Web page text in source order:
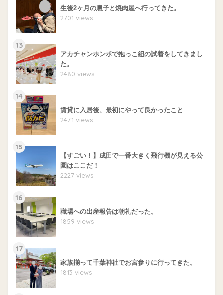
生後2ヶ月の息子と焼肉屋へ行ってきた。
2701 views
13
アカチャンホンポで抱っこ紐の試着をしてきまし
た。
2480 views
14
賃貸に入居後、最初にやって良かったこと
2471 views
15
【すごい！】成田で一番大きく飛行機が見える公
園はここだ！
2227 views
16
職場への出産報告は朝礼だった。
1859 views
17
家族揃って千葉神社でお宮参りに行ってきた。
1813 views